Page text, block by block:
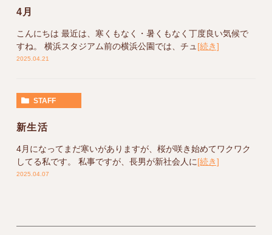
4月
こんにちは 最近は、寒くもなく・暑くもなく丁度良い気候で
すね。 横浜スタジアム前の横浜公園では、チュ [続き]
2025.04.21
STAFF
新生活
4月になってまだ寒いがありますが、桜が咲き始めてワクワク
してる私です。 私事ですが、長男が新社会人に[続き]
2025.04.07